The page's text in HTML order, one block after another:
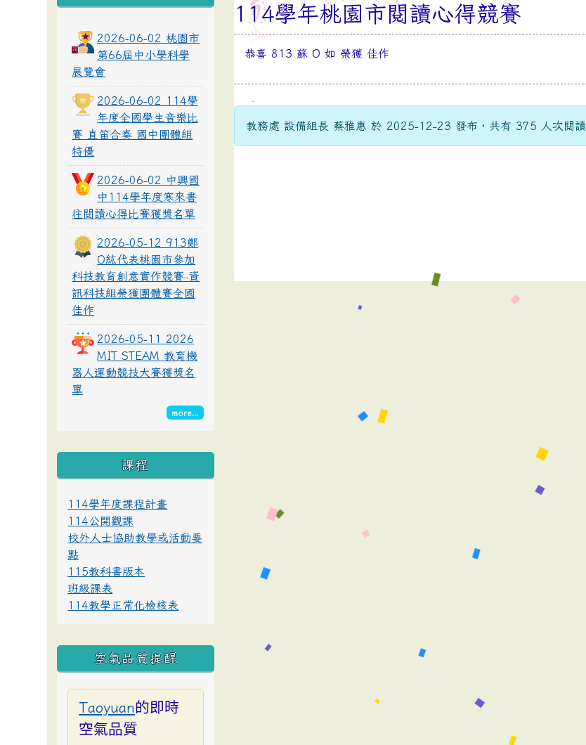
114學年桃園市閱讀心得競賽
恭喜 813 蘇 O 如 榮獲 佳作
教務處 設備組長 蔡雅惠 於 2025-12-23 發布，共有 375 人次閱讀
2026-06-02 桃園市
第66屆中小學科學
展覽會
2026-06-02 114學
年度全國學生音樂比
賽 直笛合奏 國中團體組
特優
2026-06-02 中興國
中114學年度寒來書
往閱讀心得比賽獲獎名單
2026-05-12 913鄭
O紘代表桃園市參加
科技教育創意實作競賽-資
訊科技組榮獲團體賽全國
佳作
2026-05-11 2026
MIT STEAM 教育機
器人運動競技大賽獲獎名
單
more...
課程
114學年度課程計畫
114公開觀課
校外人士協助教學或活動要
點
115教科書版本
班級課表
114教學正常化檢核表
空氣品質提醒
Taoyuan的即時
空氣品質